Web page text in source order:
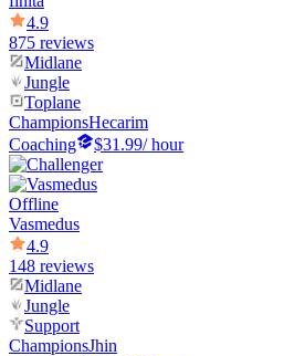
4.9
875 reviews
Midlane
Jungle
Toplane
ChampionsHecarim
Coaching
$31.99/ hour
Offline
Vasmedus
4.9
148 reviews
Midlane
Jungle
Support
ChampionsJhin